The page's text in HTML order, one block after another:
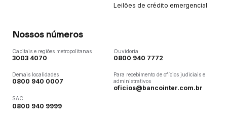
Leilões de crédito emergencial
Nossos números
Capitais e regiões metropolitanas
3003 4070
Demais localidades
0800 940 0007
SAC
0800 940 9999
Ouvidoria
0800 940 7772
Para recebimento de ofícios judiciais e
administrativos
oficios@bancointer.com.br